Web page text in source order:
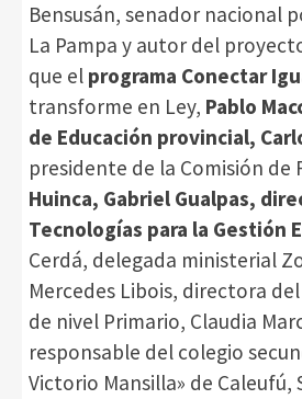
Bensusán, senador nacional
La Pampa y autor del
que el programa Conectar
transforme en Ley, Pablo
de Educación provincial,
presidente de la Comisión de
Huinca, Gabriel Gualpas,
Tecnologías para la Gestión
Cerdá, delegada ministerial
Mercedes Libois, directora
de nivel Primario, Claudia
responsable del colegio
Victorio Mansilla» de Caleufú,